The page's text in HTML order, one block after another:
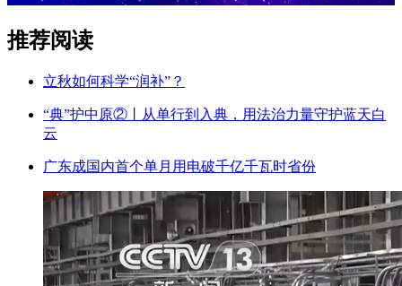
推荐阅读
立秋如何科学“润补”？
“典”护中原②‌丨从单行到入典，用法治力量守护蓝天白
云
广东成国内首个单月用电破千亿千瓦时省份